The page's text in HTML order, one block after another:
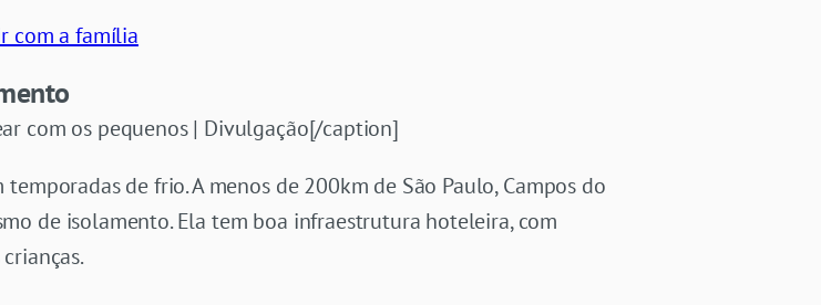
com a família
com os pequenos | Divulgação[/caption]
de frio. A menos de 200km de São Paulo, Campos do
de isolamento. Ela tem boa infraestrutura hoteleira, com